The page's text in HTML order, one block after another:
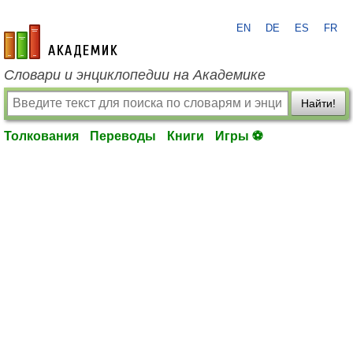
academic.ru
EN DE ES FR
Словари и энциклопедии на Академике
Найти!
Толкования Переводы Книги Игры ⚽